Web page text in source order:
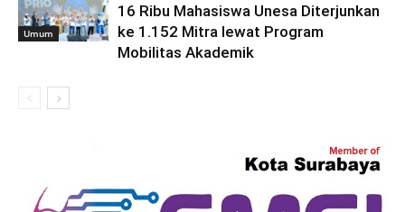
Umum
16 Ribu Mahasiswa Unesa Diterjunkan
ke 1.152 Mitra lewat Program
Mobilitas Akademik